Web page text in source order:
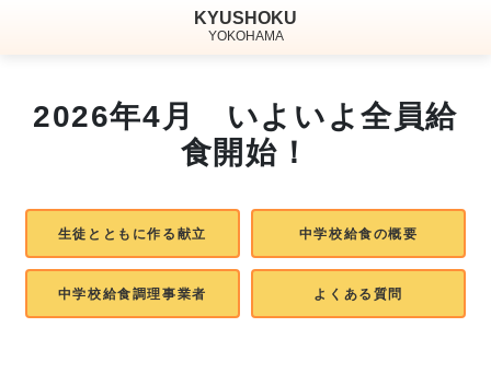
KYUSHOKU
YOKOHAMA
2026年4月 いよいよ全員給
食開始！
生徒とともに作る献立 中学校給食の概要
中学校給食調理事業者 よくある質問